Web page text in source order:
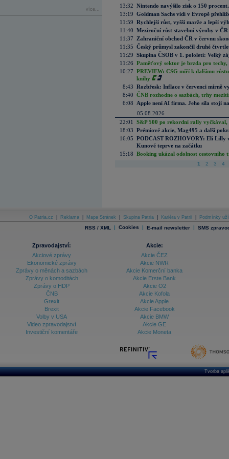
více...
13:32 Nintendo navýšilo zisk o 150
13:19 Goldman Sachs vidí v Evropě
11:59 Rychlejší růst, vyšší marže a lepší
11:40 Meziroční růst stavební výroby v
11:37
Zahraniční obchod ČR v červnu
11:35 Český průmysl zakončil druhé
11:29 Skupina ČSOB v 1. pololetí: Velký
11:26 Paměťový sektor je brzda pro techy,
10:27 PREVIEW: CSG míří k dalšímu
knihy
8:43 Rozbřesk: Inflace v červenci mírně
8:40 ČNB rozhodne o sazbách, trhy
6:08
Apple není AI firma. Jeho síla stojí
05.08.2026
22:01
S&P 500 po rekordní rally vyčkával,
18:03 Prémiové akcie, Mag495 a další
16:05 PODCAST ROZHOVORY: Eli Lilly
Kunové teprve na začátku
15:18 Booking ukázal odolnost cestovního
1 2 3 4
O Patria.cz Reklama Mapa Stránek Skupina Patria Kariéra v Patrii Podmínky
RSS / XML | Cookies | E-mail newsletter | SMS
Zpravodajství:
Akciové zprávy
Ekonomické zprávy
Zprávy o měnách a sazbách
Zprávy o komoditách
Zprávy o HDP
ČNB
Grexit
Brexit
Volby v USA
Video zpravodajství
Investiční komentáře
Akcie:
Akcie ČEZ
Akcie NWR
Akcie Komerční banka
Akcie Erste Bank
Akcie O2
Akcie Kofola
Akcie Apple
Akcie Facebook
Akcie BMW
Akcie GE
Akcie Moneta
Tvorba